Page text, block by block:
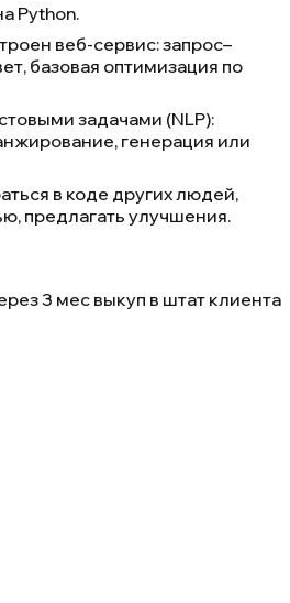
Python.
веб-сервис: запрос–
базовая оптимизация по
задачами (NLP):
генерация или
в коде других людей,
предлагать улучшения.
3 мес выкуп в штат клиента